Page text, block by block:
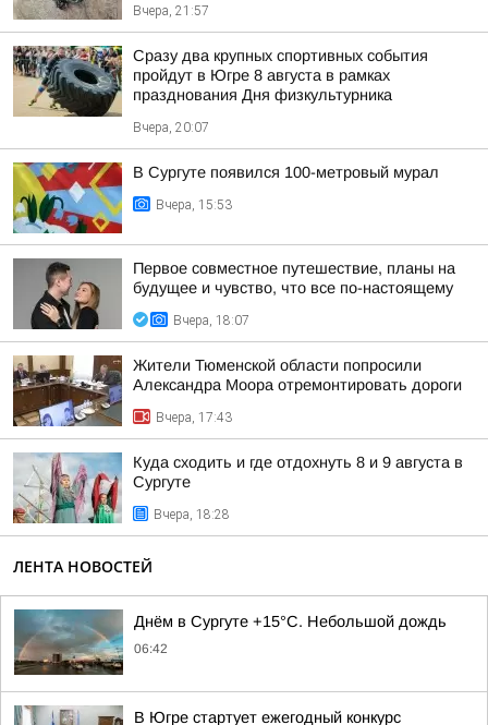
Вчера, 21:57
Сразу два крупных спортивных события
пройдут в Югре 8 августа в рамках
празднования Дня физкультурника
Вчера, 20:07
В Сургуте появился 100-метровый мурал
Вчера, 15:53
Первое совместное путешествие, планы на
будущее и чувство, что все по-настоящему
Вчера, 18:07
Жители Тюменской области попросили
Александра Моора отремонтировать дороги
Вчера, 17:43
Куда сходить и где отдохнуть 8 и 9 августа в
Сургуте
Вчера, 18:28
ЛЕНТА НОВОСТЕЙ
Днём в Сургуте +15°С. Небольшой дождь
06:42
В Югре стартует ежегодный конкурс